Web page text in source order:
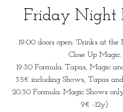
Friday Night
19:00 doors open: 'Drinks at
Close Up Magic.
19:30 Formula: Tapas, Magic
35€ including Shows, Tapas
20:30 Formula: Magic Shows
9€ -12y)